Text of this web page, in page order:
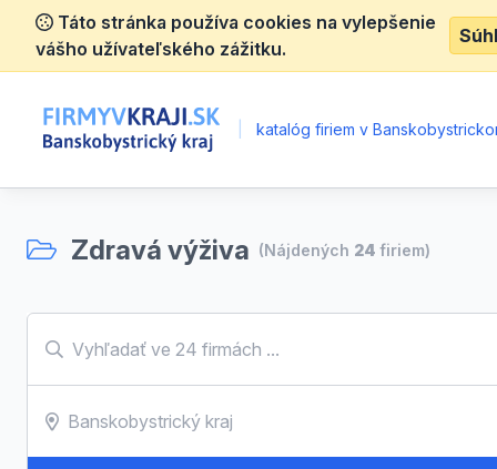
Táto stránka používa cookies na vylepšenie
vášho užívateľského zážitku.
katalóg firiem v
Zdravá výživa (Nájdených 24 firiem)